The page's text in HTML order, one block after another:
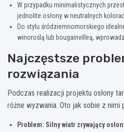
W przypadku minimalistycznych
jednolite osłony w neutralnych
Do stylu śródziemnomorskiego
winoroślą lub bougainvilleą,
Najczęstsze
rozwiązania
Podczas realizacji projektu osłony
różne wyzwania. Oto jak sobie z nimi
Problem: Silny wiatr zrywający